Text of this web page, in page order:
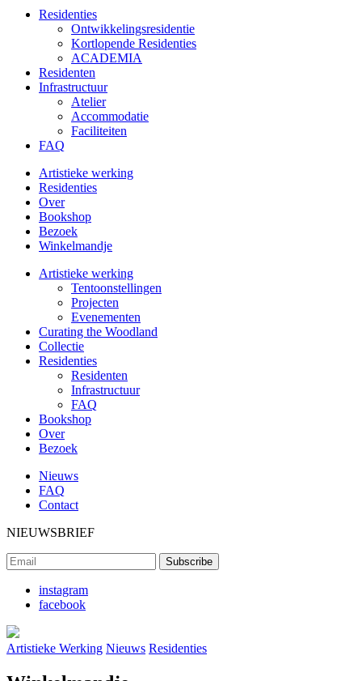
Residenties
Ontwikkelings­residentie
Kortlopende Residenties
ACADEMIA
Residenten
Infrastructuur
Atelier
Accommodatie
Faciliteiten
FAQ
Artistieke werking
Residenties
Over
Bookshop
Bezoek
Winkelmandje
Artistieke werking
Tentoonstellingen
Projecten
Evenementen
Curating the Woodland
Collectie
Residenties
Residenten
Infrastructuur
FAQ
Bookshop
Over
Bezoek
Nieuws
FAQ
Contact
NIEUWSBRIEF
instagram
facebook
Artistieke Werking Nieuws Residenties